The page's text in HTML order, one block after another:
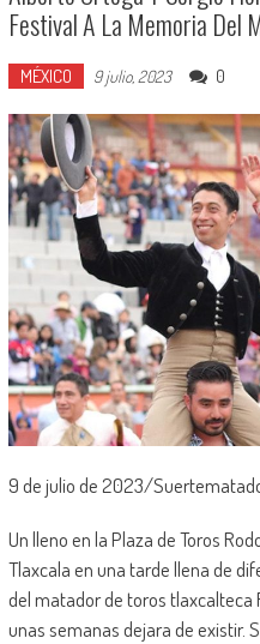
Festival A La Memoria Del
MÉXICO 9 julio, 2023 0
9 de julio de 2023/
Un lleno en la Plaza de Toros
Tlaxcala en una tarde llena de
del matador de toros tlaxcalteca
unas semanas dejara de existir.